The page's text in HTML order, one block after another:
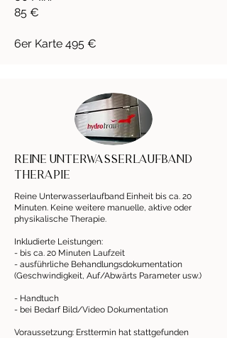
85 €
6er Karte 495 €
Reine Unterwasserlaufband
therapie
Reine Unterwasserlaufband Einheit bis ca. 20
Minuten. Keine weitere manuelle, aktive oder
physikalische Therapie.
Inkludierte Leistungen:
- bis ca. 20 Minuten Laufzeit
- ausführliche Behandlungsdokumentation
(Geschwindigkeit, Auf/Abwärts Parameter usw.)
- Handtuch
- bei Bedarf Bild/Video Dokumentation
Voraussetzung: Ersttermin hat stattgefunden